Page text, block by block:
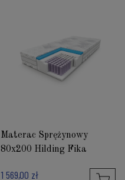
Materac Sprężynowy
80x200 Hilding Fika
1 569,00 zł